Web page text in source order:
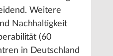
Weitere
Nachhaltigkeit
(60
in Deutschland